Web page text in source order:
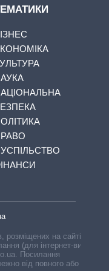
розміщених на сайті,
(для інтернет-видань
Посилання
від повного або